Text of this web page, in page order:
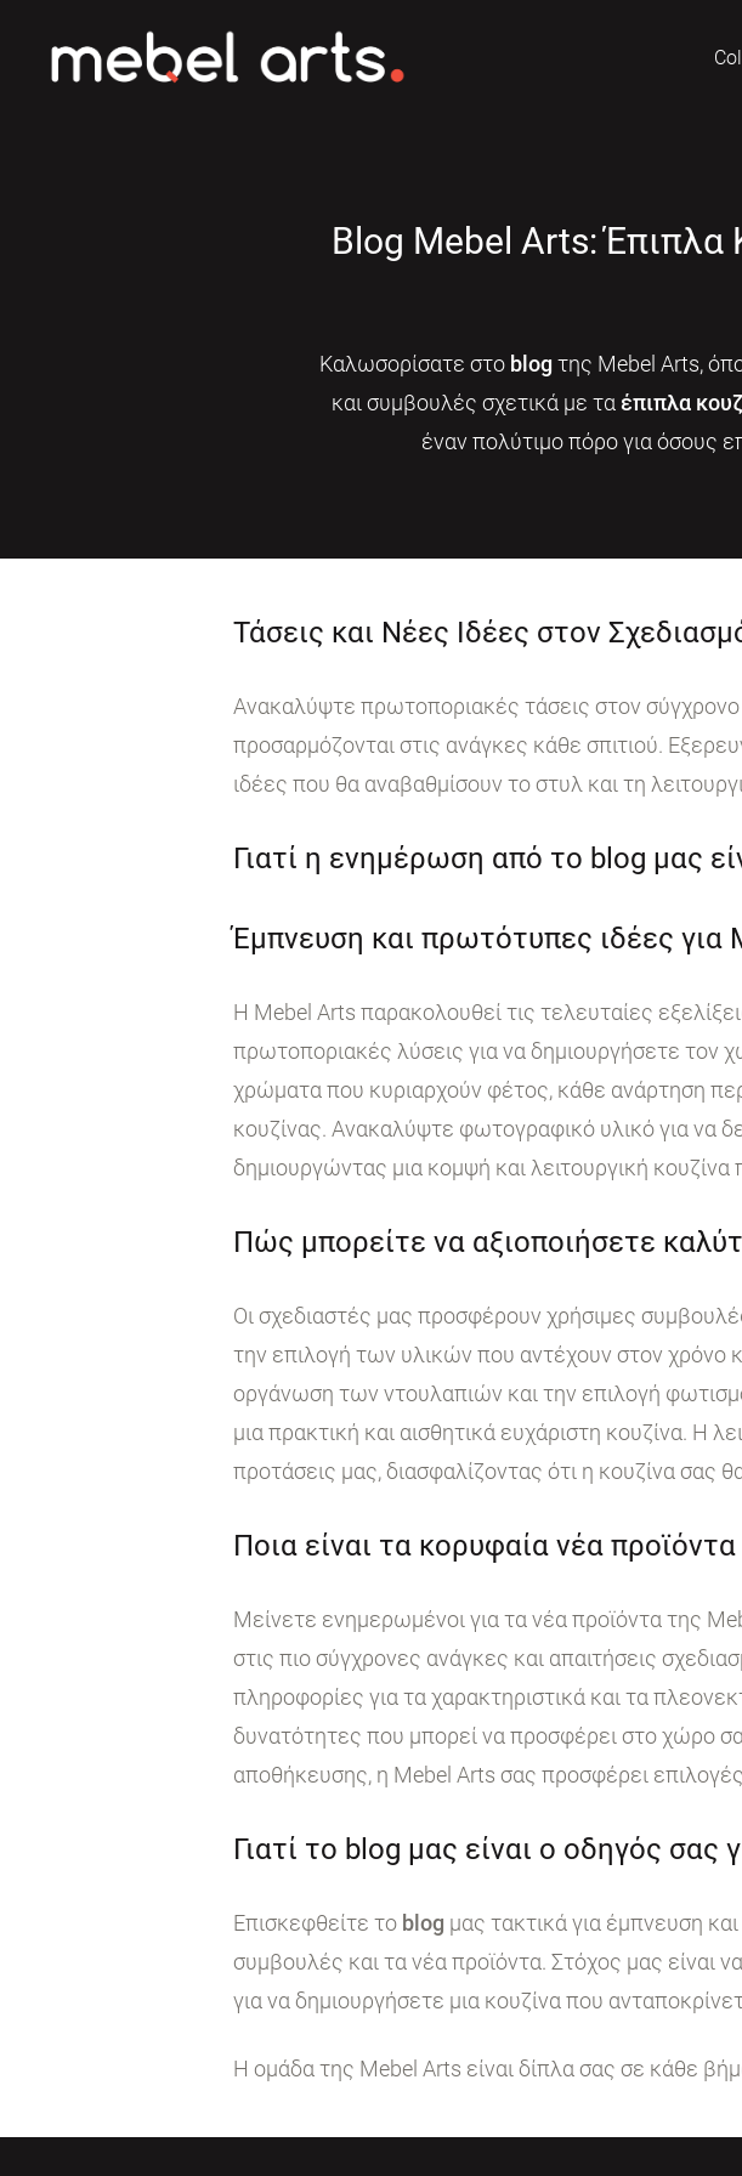
Blog Mebel Arts: Έπιπλα
Καλωσορίσατε στο blogτης Mebel Arts,
και συμβουλές σχετικά με τα έπιπλα
έναν πολύτιμο πόρο για όσους
Τάσεις και Νέες Ιδέες στον
Ανακαλύψτε πρωτοποριακές τάσεις στον σύγχρονο
προσαρμόζονται στις ανάγκες κάθε σπιτιού.
ιδέες που θα αναβαθμίσουν το στυλ και τη
Γιατί η ενημέρωση από το blog μας
Έμπνευση και πρωτότυπες ιδέες για
Η Mebel Arts παρακολουθεί τις τελευταίες
πρωτοποριακές λύσεις για να δημιουργήσετε τον
χρώματα που κυριαρχούν φέτος, κάθε ανάρτηση
κουζίνας. Ανακαλύψτε φωτογραφικό υλικό για να
δημιουργώντας μια κομψή και λειτουργική
Πώς μπορείτε να αξιοποιήσετε
Οι σχεδιαστές μας προσφέρουν χρήσιμες
την επιλογή των υλικών που αντέχουν στον χρόνο
οργάνωση των ντουλαπιών και την επιλογή
μια πρακτική και αισθητικά ευχάριστη κουζίνα. Η
προτάσεις μας, διασφαλίζοντας ότι η κουζίνα σας
Ποια είναι τα κορυφαία νέα
Μείνετε ενημερωμένοι για τα νέα προϊόντα της
στις πιο σύγχρονες ανάγκες και απαιτήσεις
πληροφορίες για τα χαρακτηριστικά και τα
δυνατότητες που μπορεί να προσφέρει στο χώρο
αποθήκευσης, η Mebel Arts σας προσφέρει
Γιατί το blog μας είναι ο οδηγός σας
Επισκεφθείτε το blog μας τακτικά για έμπνευση
συμβουλές και τα νέα προϊόντα. Στόχος μας είναι
για να δημιουργήσετε μια κουζίνα που
Η ομάδα της Mebel Arts είναι δίπλα σας σε κάθε